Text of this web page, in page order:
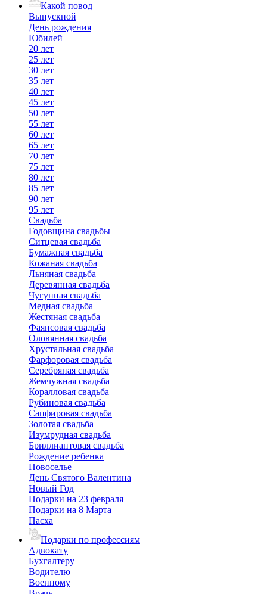
Какой повод
Выпускной
День рождения
Юбилей
20 лет
25 лет
30 лет
35 лет
40 лет
45 лет
50 лет
55 лет
60 лет
65 лет
70 лет
75 лет
80 лет
85 лет
90 лет
95 лет
Свадьба
Годовщина свадьбы
Ситцевая свадьба
Бумажная свадьба
Кожаная свадьба
Льняная свадьба
Деревянная свадьба
Чугунная свадьба
Медная свадьба
Жестяная свадьба
Фаянсовая свадьба
Оловянная свадьба
Хрустальная свадьба
Фарфоровая свадьба
Серебряная свадьба
Жемчужная свадьба
Коралловая свадьба
Рубиновая свадьба
Сапфировая свадьба
Золотая свадьба
Изумрудная свадьба
Бриллиантовая свадьба
Рождение ребенка
Новоселье
День Святого Валентина
Новый Год
Подарки на 23 февраля
Подарки на 8 Марта
Пасха
Подарки по профессиям
Адвокату
Бухгалтеру
Водителю
Военному